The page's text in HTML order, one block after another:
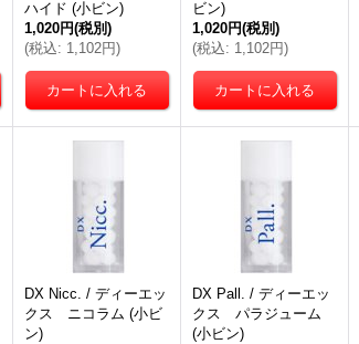
ハイド (小ビン)
1,020円(税別)
(税込: 1,102円)
ビン)
1,020円(税別)
(税込: 1,102円)
DX Nicc. / ディーエッ
クス ニコラム (小ビ
ン)
DX Pall. / ディーエッ
クス パラジューム
(小ビン)